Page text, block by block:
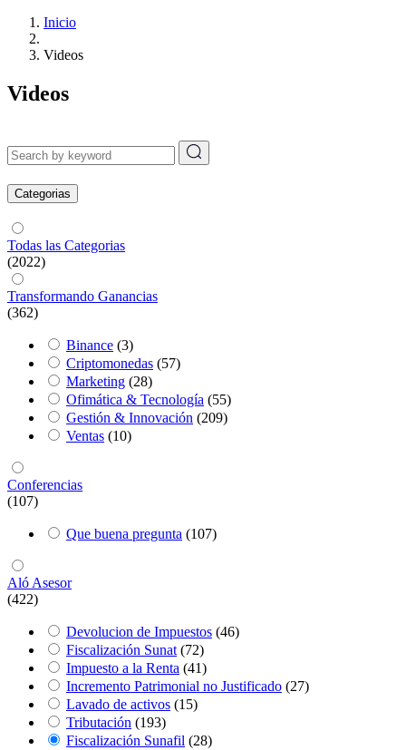
Inicio
Videos
Videos
Categorias
Todas las Categorias
(2022)
Transformando Ganancias
(362)
Binance (3)
Criptomonedas (57)
Marketing (28)
Ofimática & Tecnología (55)
Gestión & Innovación (209)
Ventas (10)
Conferencias
(107)
Que buena pregunta (107)
Aló Asesor
(422)
Devolucion de Impuestos (46)
Fiscalización Sunat (72)
Impuesto a la Renta (41)
Incremento Patrimonial no Justificado (27)
Lavado de activos (15)
Tributación (193)
Fiscalización Sunafil (28)